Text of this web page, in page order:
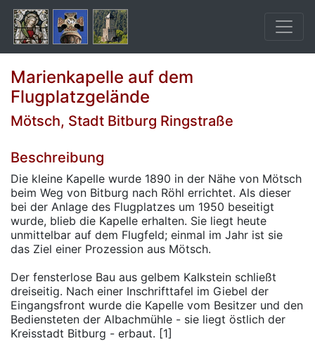
Marienkapelle auf dem
Flugplatzgelände
Mötsch, Stadt Bitburg Ringstraße
Beschreibung
Die kleine Kapelle wurde 1890 in der Nähe von Mötsch
beim Weg von Bitburg nach Röhl errichtet. Als dieser
bei der Anlage des Flugplatzes um 1950 beseitigt
wurde, blieb die Kapelle erhalten. Sie liegt heute
unmittelbar auf dem Flugfeld; einmal im Jahr ist sie
das Ziel einer Prozession aus Mötsch.
Der fensterlose Bau aus gelbem Kalkstein schließt
dreiseitig. Nach einer Inschrifttafel im Giebel der
Eingangsfront wurde die Kapelle vom Besitzer und den
Bediensteten der Albachmühle - sie liegt östlich der
Kreisstadt Bitburg - erbaut. [1]